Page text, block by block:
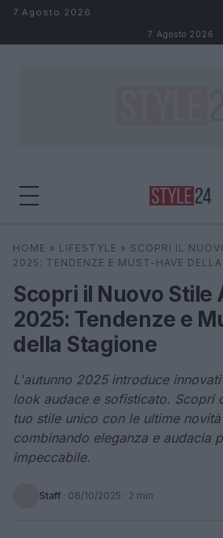
Salta al contenuto
7 Agosto 2026
7 Agosto 2026
Cerca
HOME » LIFESTYLE » SCOPRI IL
2025: TENDENZE E MUST-HAVE
Scopri il Nuovo Stile
2025: Tendenze e
della Stagione
L'autunno 2025 introduce
look audace e sofisticato. Scopri
tuo stile unico con le ultime
combinando eleganza e audacia
impeccabile.
Staff · 08/10/2025 · 2 min